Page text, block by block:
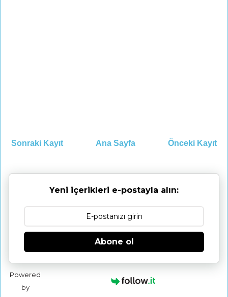
Sonraki Kayıt Önceki Kayıt
Ana Sayfa
Yeni içerikleri e-postayla alın:
Abone ol
Powered
by